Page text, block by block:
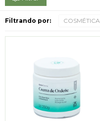
Filtrando por: COSMÉTICA